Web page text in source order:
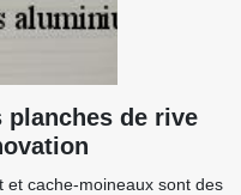
planches de rive
et cache-moineaux sont des